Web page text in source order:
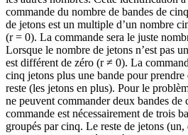
commande du nombre de bandes de
de jetons est un multiple d’un nombre
(r = 0). La commande sera le juste
Lorsque le nombre de jetons n’est pas
est différent de zéro (r ≠ 0). La
cinq jetons plus une bande pour
reste (les jetons en plus). Pour le
ne peuvent commander deux bandes
commande est nécessairement de trois
groupés par cinq. Le reste de jetons